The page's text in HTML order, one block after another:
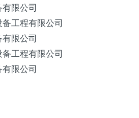
限公司
工程有限公司
限公司
工程有限公司
限公司